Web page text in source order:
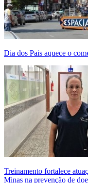
Dia dos Pais aquece o
Treinamento fortalece
Minas na prevenção de